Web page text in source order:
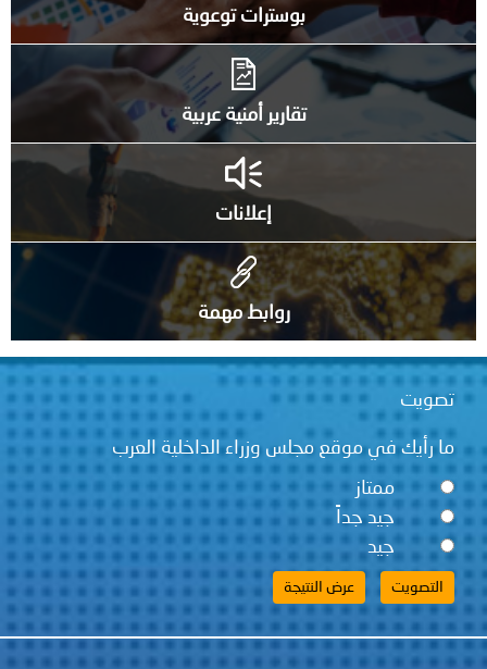
بوسترات توعوية
تقارير أمنية عربية
إعلانات
روابط مهمة
تصويت
ما رأيك في موقع مجلس وزراء الداخلية العرب
ممتاز
جيد جداً
جيد